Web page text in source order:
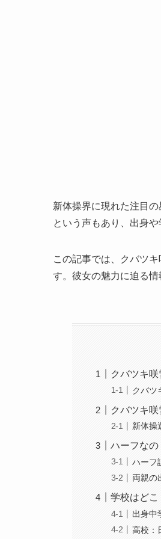
新体操界に現れた注目の
という声もあり、出身
この記事では、 クバツ
す。彼女の魅力に迫る情
クバツキ咲
クバツ
クバツキ咲
新体操
ハーフな
ハーフ
両親の
学校はど
出身中
高校：